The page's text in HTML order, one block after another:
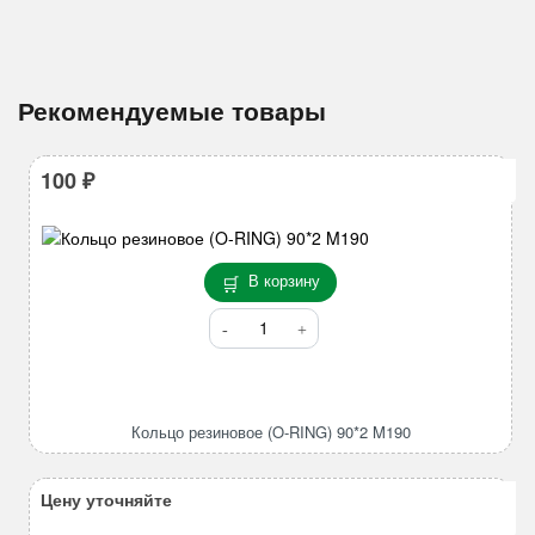
Рекомендуемые товары
В корзину
Количество
товара
RING)
Кольцо резиновое (O-RING) 90*2 M190
100₽
Цену уточняйте